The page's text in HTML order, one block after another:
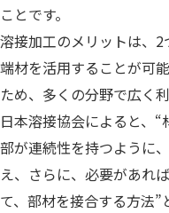
ことです。
溶接加工のメリットは、
端材を活用することが可
ため、多くの分野で広く
日本溶接協会によると、
部が連続性を持つように
え、さらに、必要があれ
て、部材を接合する方法”